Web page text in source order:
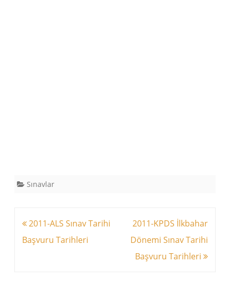
Sınavlar
Yazı
dolaşımı
2011-ALS Sınav Tarihi
Başvuru Tarihleri
2011-KPDS İlkbahar
Dönemi Sınav Tarihi
Başvuru Tarihleri